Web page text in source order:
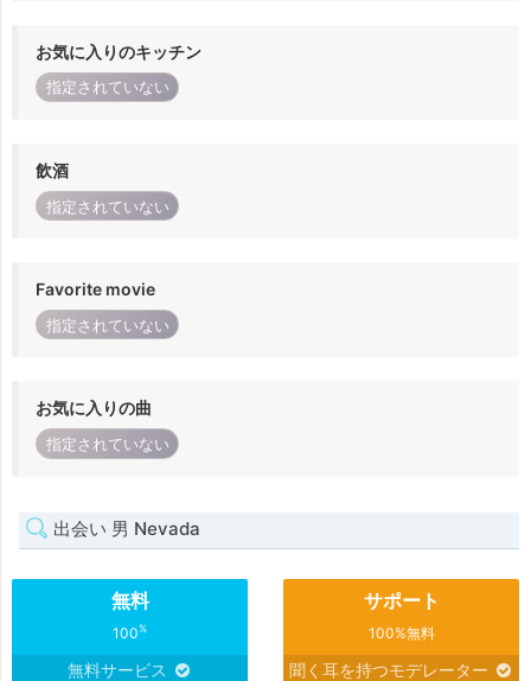
お気に入りのキッチン
指定されていない
飲酒
指定されていない
Favorite movie
指定されていない
お気に入りの曲
指定されていない
出会い 男 Nevada
無料
100%
無料サービス
サポート
100%無料
聞く耳を持つモデレーター